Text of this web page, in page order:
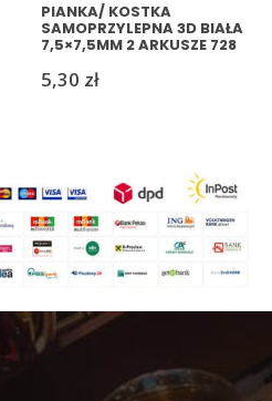
PIANKA/ KOSTKA
SAMOPRZYLEPNA 3D BIAŁA
7,5×7,5MM 2 ARKUSZE 728
5,30 zł